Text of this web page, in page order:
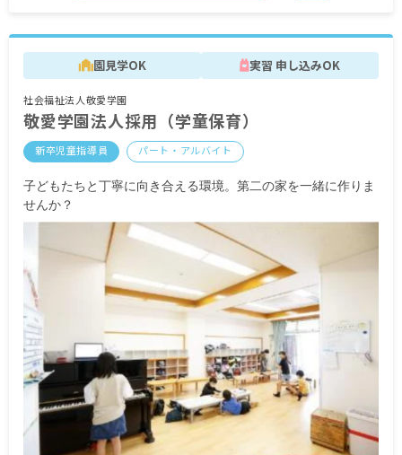
ず支給）
処遇改善特別手当 11,000円
（内訳）
基本給 225,600円
特殊業務手当 6,000円
ローテーション手当 6,000円
ず支給）
処遇改善特別手当 11,000円
＜別途支給手当＞
■交通費支給 月上限26,000円
■時間外手当
■昇給年1回（4月）
■賞与年3回（6月、12月、3月） ※昨年実績：計
4.5カ月分
＜教員免許有りの場合の年収例＞
5,203,320円 / 入社5年目・中堅リーダー学童指導
園見学OK 実習 申し込みOK
社会福祉法人敬愛学園
敬愛学園法人採用（学童保育）
新卒児童指導員 パート・アルバイト
子どもたちと丁寧に向き合える環境。第二の家を一緒に作りま
せんか？